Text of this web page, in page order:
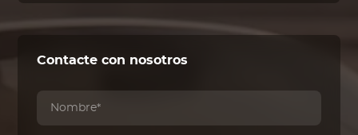
Contacte con nosotros